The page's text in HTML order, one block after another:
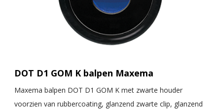
DOT D1 GOM K balpen Maxema
Maxema balpen DOT D1 GOM K met zwarte houder
voorzien van rubbercoating, glanzend zwarte clip, glanzend